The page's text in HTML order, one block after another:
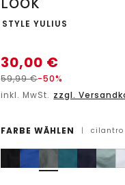
-
STYLE YULIUS
30,00 €
59,99€-50%
inkl. MwSt. zzgl.
FARBE WÄHLEN | cilantro